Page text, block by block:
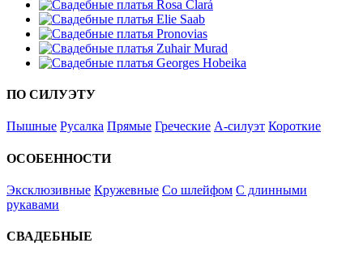
ПО СИЛУЭТУ
Пышные Русалка Прямые Греческие А-силуэт Короткие
ОСОБЕННОСТИ
Эксклюзивные Кружевные Со шлейфом С длинными
рукавами
СВАДЕБНЫЕ